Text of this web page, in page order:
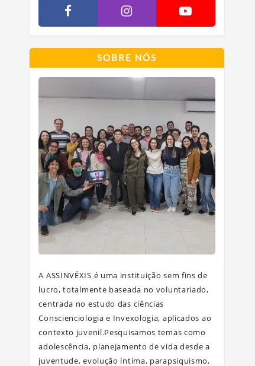
SOBRE NÓS
A ASSINVÉXIS é uma instituição sem fins de
lucro, totalmente baseada no voluntariado,
centrada no estudo das ciências
Conscienciologia e Invexologia, aplicados ao
contexto juvenil.Pesquisamos temas como
adolescência, planejamento de vida desde a
juventude, evolução íntima, parapsiquismo,